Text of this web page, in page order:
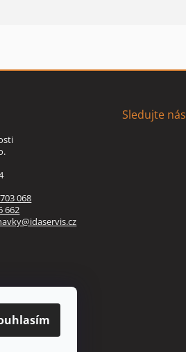
068
662
Sledujte nás